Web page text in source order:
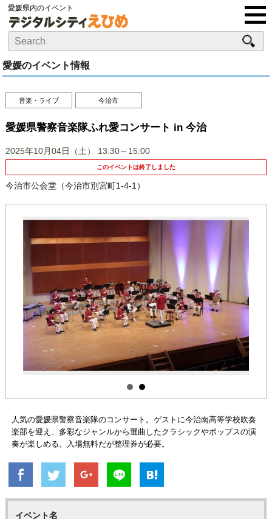
愛媛県内のイベント
愛媛のイベント情報
音楽・ライブ 今治市
愛媛県警察音楽隊ふれ愛コンサート in 今治
2025年10月04日（土） 13:30～15:00
このイベントは終了しました
今治市公会堂（今治市別宮町1-4-1）
人気の愛媛県警察音楽隊のコンサート。ゲストに今治南高等学校吹奏
楽部を迎え、多彩なジャンルから選曲したクラシックやポップスの演
奏が楽しめる。入場無料だが整理券が必要。
イベント名